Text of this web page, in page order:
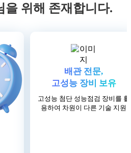
을 위해 존재합니다.
배관 전문,
고성능 장비 보유
고성능 첨단 성능점검 장비를 활
용하여 차원이 다른 기술 지원